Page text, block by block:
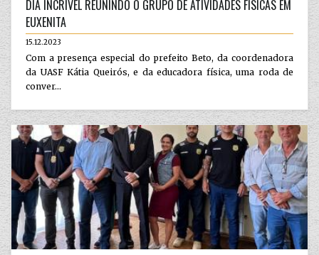
DIA INCRÍVEL REUNINDO O GRUPO DE ATIVIDADES FÍSICAS EM
EUXENITA
15.12.2023
Com a presença especial do prefeito Beto, da coordenadora
da UASF Kátia Queirós, e da educadora física, uma roda de
conver...